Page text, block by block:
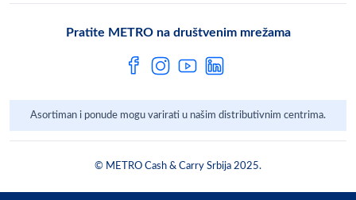
Pratite METRO na društvenim mrežama
Asortiman i ponude mogu varirati u našim distributivnim centrima.
© METRO Cash & Carry Srbija 2025.